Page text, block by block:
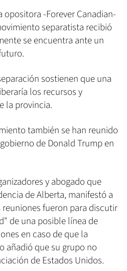
-Forever Canadian-
separatista recibió
se encuentra ante un
sostienen que una
los recursos y
la provincia.
también se han reunido
de Donald Trump en
y abogado que
de Alberta, manifestó a
reuniones fueron para discutir
de una posible línea de
en caso de que la
añadió que su grupo no
de Estados Unidos.